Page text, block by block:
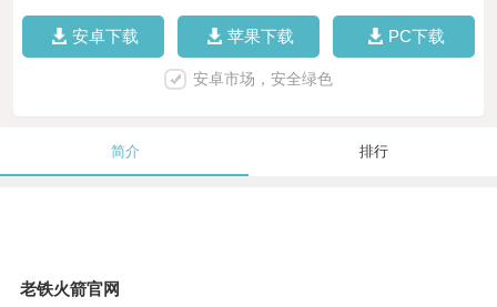
安卓下载 苹果下载 PC下载
安卓市场，安全绿色
简介 排行
老铁火箭官网